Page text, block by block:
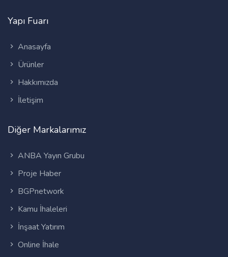
Yapı Fuarı
Anasayfa
Ürünler
Hakkımızda
İletişim
Diğer Markalarımız
ANBA Yayın Grubu
Proje Haber
BGPnetwork
Kamu İhaleleri
İnşaat Yatırım
Online İhale